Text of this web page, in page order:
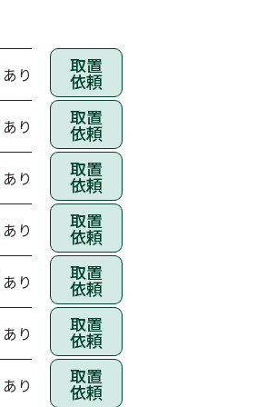
あり 取置
依頼
あり 取置
依頼
あり 取置
依頼
あり 取置
依頼
あり 取置
依頼
あり 取置
依頼
あり 取置
依頼